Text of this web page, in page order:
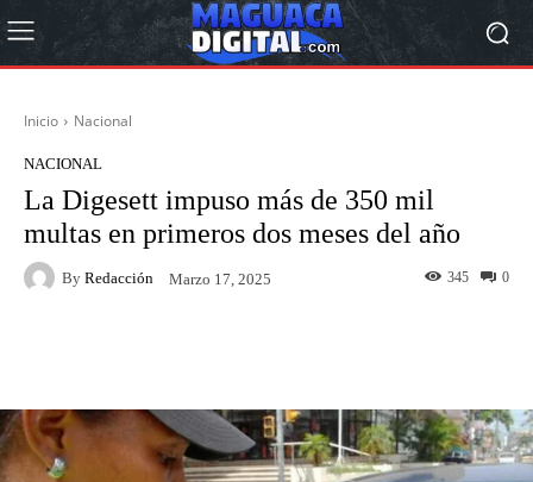
Inicio Nacional
NACIONAL
La Digesett impuso más de 350 mil
multas en primeros dos meses del año
By Redacción Marzo 17, 2025 0
345